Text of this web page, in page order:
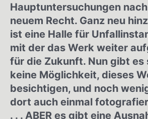
Hauptuntersuchungen
neuem Recht. Ganz neu
ist eine Halle für
mit der das Werk weiter
für die Zukunft. Nun gibt es
keine Möglichkeit, dieses
besichtigen, und noch
dort auch einmal
. . . ABER es gibt eine